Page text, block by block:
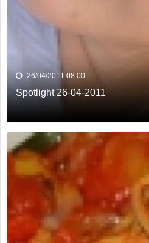
26/04/2011 08:00
Spotlight 26-04-2011